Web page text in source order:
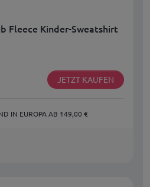
Fleece Kinder-Sweatshirt
JETZT KAUFEN
IN EUROPA AB 149,00 €